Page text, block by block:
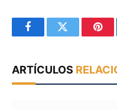
FacebookTwitter
ARTÍCULOS